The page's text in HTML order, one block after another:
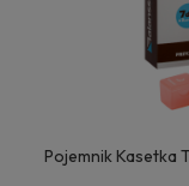
Pojemnik Kasetka